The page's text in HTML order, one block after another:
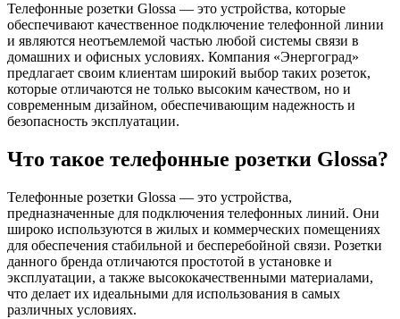
Телефонные розетки Glossa — это устройства, которые
обеспечивают качественное подключение телефонной линии
и являются неотъемлемой частью любой системы связи в
домашних и офисных условиях. Компания «Энергоград»
предлагает своим клиентам широкий выбор таких розеток,
которые отличаются не только высоким качеством, но и
современным дизайном, обеспечивающим надежность и
безопасность эксплуатации.
Что такое телефонные розетки Glossa?
Телефонные розетки Glossa — это устройства,
предназначенные для подключения телефонных линий. Они
широко используются в жилых и коммерческих помещениях
для обеспечения стабильной и бесперебойной связи. Розетки
данного бренда отличаются простотой в установке и
эксплуатации, а также высококачественными материалами,
что делает их идеальными для использования в самых
различных условиях.